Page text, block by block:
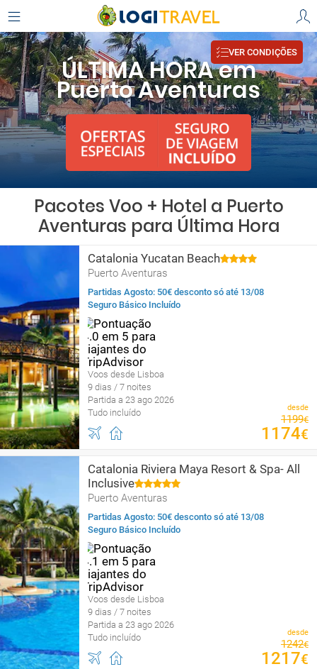
ÚLTIMA HORA em
Puerto Aventuras
VER CONDIÇÕES
Pacotes Voo + Hotel a Puerto
Aventuras para Última Hora
Catalonia Yucatan Beach
Puerto Aventuras
Partidas Agosto: 50€ desconto só até 13/08
Seguro Básico Incluído
Voos desde Lisboa
9 dias / 7 noites
Partida a 23 ago 2026
Tudo incluído
desde
1199€
1174€
Catalonia Riviera Maya Resort & Spa- All
Inclusive
Puerto Aventuras
Partidas Agosto: 50€ desconto só até 13/08
Seguro Básico Incluído
Voos desde Lisboa
9 dias / 7 noites
Partida a 23 ago 2026
Tudo incluído
desde
1242€
1217€